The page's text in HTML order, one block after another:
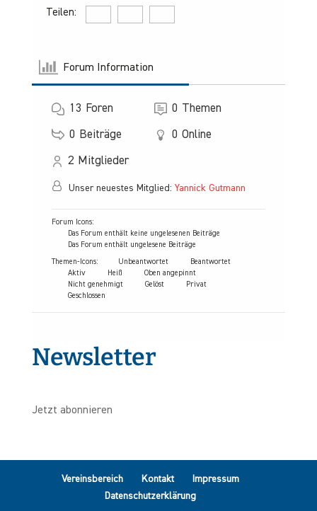
Teilen:
Forum Information
13 Foren 0 Themen
0 Beiträge 0 Online
2 Mitglieder
Unser neuestes Mitglied: Yannick Gutmann
Forum Icons:
Das Forum enthält keine ungelesenen Beiträge
Das Forum enthält ungelesene Beiträge
Themen-Icons: Unbeantwortet
Beantwortet
Aktiv
Heiß
Oben angepinnt
Nicht genehmigt
Gelöst
Privat
Geschlossen
Newsletter
Jetzt abonnieren
Vereinsbereich Kontakt
Impressum
Datenschutzerklärung